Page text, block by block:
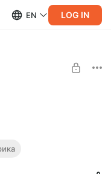
EN LOG IN
явление в вашей